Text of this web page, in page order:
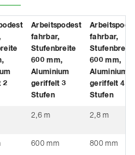
2
Arbeitspodest
fahrbar,
Stufenbreite
600 mm,
Aluminium
geriffelt 3
Stufen
fahrbar,
Stufenbreite
600 mm,
Aluminium
geriffelt 4
Stufen
2,6 m 2,8 m
600 mm 800 mm